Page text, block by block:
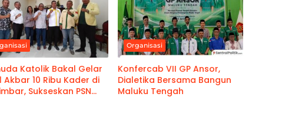
Katolik Bakal Gelar
Akbar 10 Ribu Kader di
Sukseskan PSN
Organisasi
Konfercab VII GP Ansor,
Dialetika Bersama Bangun
Maluku Tengah